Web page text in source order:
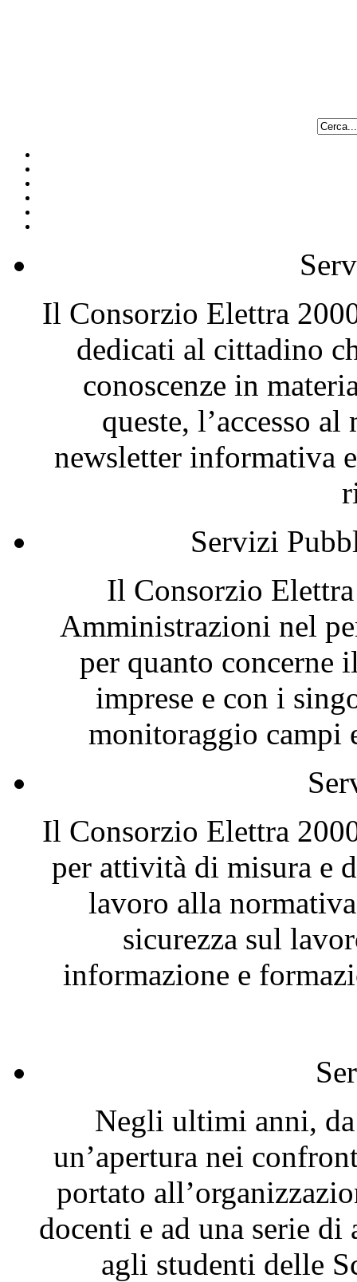
Il Consorzio Elettra
dedicati al cittadino
conoscenze in
queste, l’accesso
newsletter informativa
Servizi
Il Consorzio
Amministrazioni nel
per quanto concerne
imprese e con i
monitoraggio campi
Il Consorzio Elettra
per attività di misura e
lavoro alla
sicurezza sul
informazione e
Negli ultimi anni, da
un’apertura nei
portato
docenti e ad una serie
agli studenti delle